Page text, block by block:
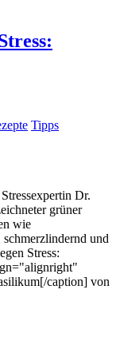
Tipps
Dr.
grüner
wie
schmerzlindernd und
Stress:
caption] von